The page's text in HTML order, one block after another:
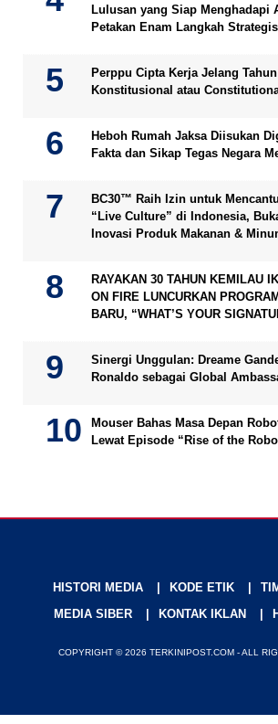
Lulusan yang Siap Menghadapi
Petakan Enam Langkah
Perppu Cipta Kerja Jelang
Konstitusional atau
Heboh Rumah Jaksa Diisukan
Fakta dan Sikap Tegas Negara
BC30™ Raih Izin untuk
“Live Culture” di Indonesia,
Inovasi Produk Makanan &
RAYAKAN 30 TAHUN KEMILAU
ON FIRE LUNCURKAN
BARU, “WHAT’S YOUR
Sinergi Unggulan: Dreame
Ronaldo sebagai Global
Mouser Bahas Masa Depan
Lewat Episode “Rise of the
HISTORI MEDIA KODE ETIK
MEDIA SIBER
KONTAK IKLAN
COPYRIGHT © 2026 TERKINIPOST.COM - ALL